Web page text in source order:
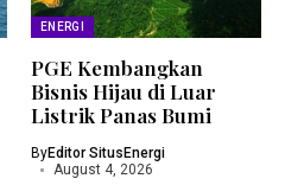
ENERGI
PGE Kembangkan
Bisnis Hijau di Luar
Listrik Panas Bumi
ByEditor SitusEnergi
August 4, 2026